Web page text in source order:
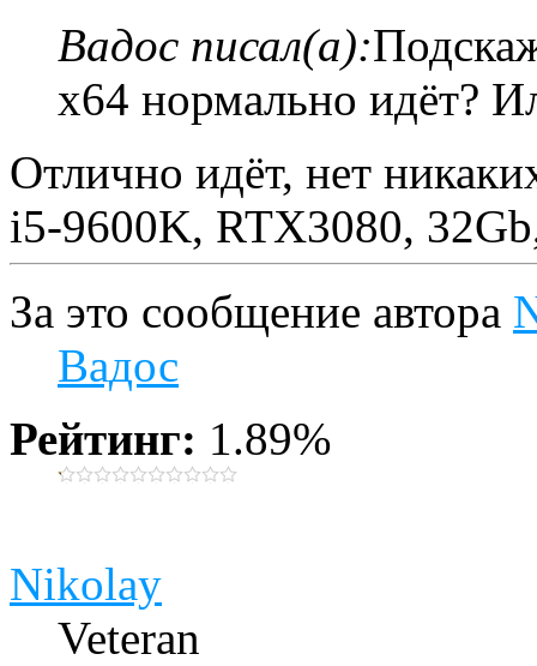
Вадос писал(а):
х64 нормально идёт?
Отлично идёт, нет
i5-9600K, RTX3080,
За это сообщение автора
Вадос
Рейтинг: 1.89%
Nikolay
Veteran